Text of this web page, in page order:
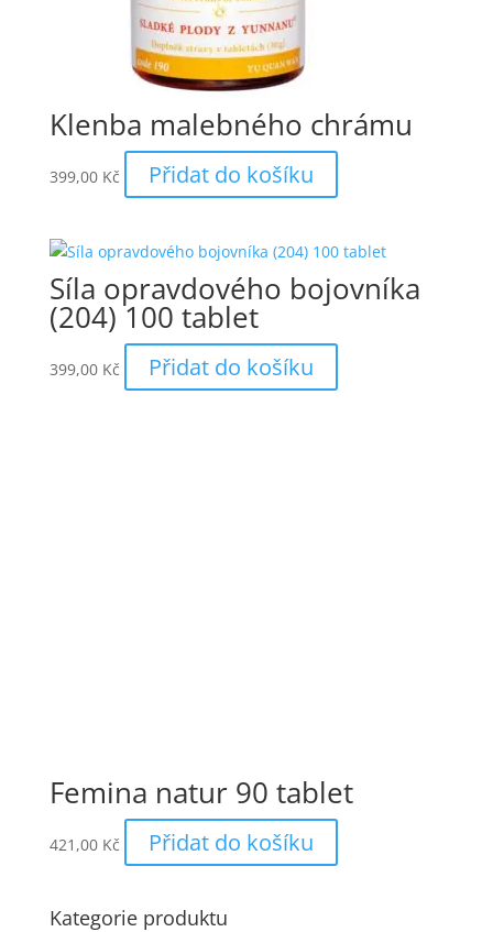
Klenba malebného chrámu
399,00 Kč Přidat do košíku
Síla opravdového bojovníka
(204) 100 tablet
399,00 Kč Přidat do košíku
Femina natur 90 tablet
421,00 Kč Přidat do košíku
Kategorie produktu